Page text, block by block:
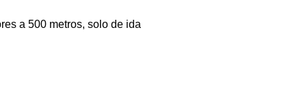
a 500 metros, solo de ida